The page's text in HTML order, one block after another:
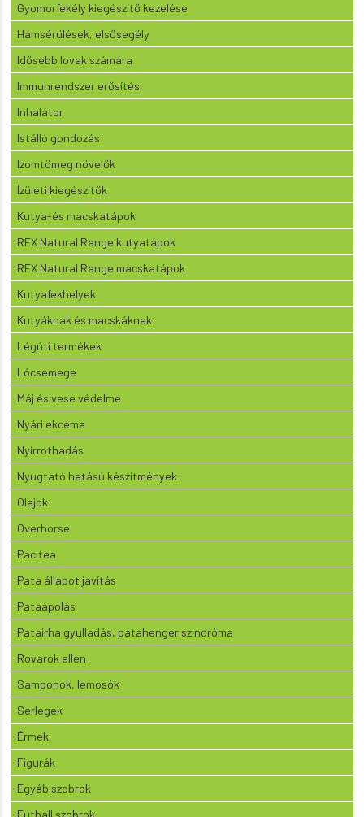
Gyomorfekély kiegészítő kezelése
Hámsérülések, elsősegély
Idősebb lovak számára
Immunrendszer erősítés
Inhalátor
Istálló gondozás
Izomtömeg növelők
Ízületi kiegészítők
Kutya-és macskatápok
REX Natural Range kutyatápok
REX Natural Range macskatápok
Kutyafekhelyek
Kutyáknak és macskáknak
Légúti termékek
Lócsemege
Máj és vese védelme
Nyári ekcéma
Nyírrothadás
Nyugtató hatású készítmények
Olajok
Overhorse
Pacitea
Pata állapot javítás
Pataápolás
Patairha gyulladás, patahenger szindróma
Rovarok ellen
Samponok, lemosók
Serlegek
Érmek
Figurák
Egyéb szobrok